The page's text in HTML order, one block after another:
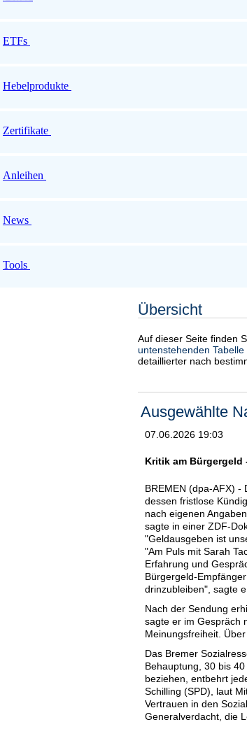
ETFs
Hebelprodukte
Zertifikate
Anleihen
News
Tools
Übersicht
Auf dieser Seite finden
untenstehenden Tabelle
detaillierter nach
Ausgewählte
07.06.2026 19:03
Kritik am
BREMEN (dpa-AFX) -
dessen fristlose
nach eigenen
sagte in einer ZDF-
"Geldausgeben ist
"Am Puls mit Sarah
Erfahrung und
Bürgergeld-
drinzubleiben", sagte
Nach der Sendung
sagte er im Gespräch
Meinungsfreiheit.
Das Bremer
Behauptung, 30 bis
beziehen, entbehrt
Schilling (SPD), laut
Vertrauen in den
Generalverdacht, die